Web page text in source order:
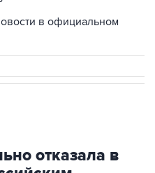
отказала в
в ЧЕ